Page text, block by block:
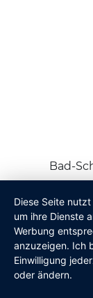
Bad-
Diese Seite
um ihre Dienste
Werbung
anzuzeigen. Ich
Einwilligung
oder ändern.